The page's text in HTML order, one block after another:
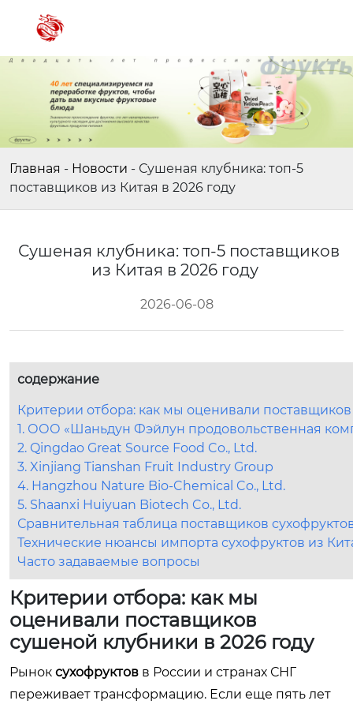
Главная - Новости - Сушеная клубника: топ-5
поставщиков из Китая в 2026 году
Сушеная клубника: топ-5 поставщиков
из Китая в 2026 году
2026-06-08
содержание
Критерии отбора: как мы оценивали
1. ООО «Шаньдун Фэйлун продовольственная
2. Qingdao Great Source Food Co., Ltd.
3. Xinjiang Tianshan Fruit Industry Group
4. Hangzhou Nature Bio-Chemical Co., Ltd.
5. Shaanxi Huiyuan Biotech Co., Ltd.
Сравнительная таблица поставщиков
Технические нюансы импорта сухофруктов из
Часто задаваемые вопросы
Критерии отбора: как мы
оценивали поставщиков
сушеной клубники в 2026 году
Рынок сухофруктов в России и странах СНГ
переживает трансформацию. Если еще пять лет